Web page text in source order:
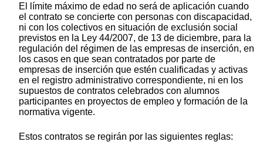
El límite máximo de edad no será de aplicación cuando
el contrato se concierte con personas con discapacidad,
ni con los colectivos en situación de exclusión social
previstos en la Ley 44/2007, de 13 de diciembre, para la
regulación del régimen de las empresas de inserción, en
los casos en que sean contratados por parte de
empresas de inserción que estén cualificadas y activas
en el registro administrativo correspondiente, ni en los
supuestos de contratos celebrados con alumnos
participantes en proyectos de empleo y formación de la
normativa vigente.
Estos contratos se regirán por las siguientes reglas: